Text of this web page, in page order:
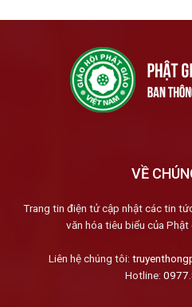
VỀ
Trang tin điện tử cập nhật các tin
văn hóa tiêu biểu của Phật
Liên hệ chúng tôi:
Hotline: